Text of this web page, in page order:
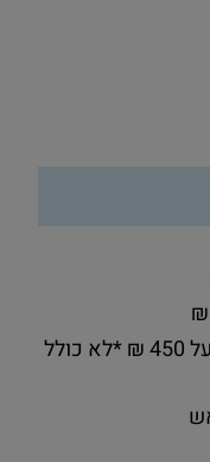
משלוח חינם עד הבית בקניה מעל 450 ₪ *לא כולל